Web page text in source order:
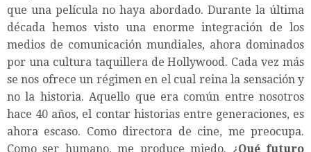
que una película no haya abordado. Durante la última
década hemos visto una enorme integración de los
medios de comunicación mundiales, ahora dominados
por una cultura taquillera de Hollywood. Cada vez más
se nos ofrece un régimen en el cual reina la sensación y
no la historia. Aquello que era común entre nosotros
hace 40 años, el contar historias entre generaciones, es
ahora escaso. Como directora de cine, me preocupa.
Como ser humano, me produce miedo. ¿Qué futuro